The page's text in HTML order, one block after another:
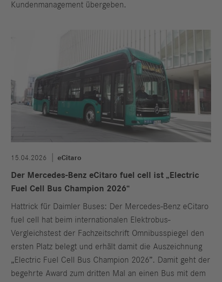
Kundenmanagement übergeben.
15.04.2026 eCitaro
Der Mercedes-Benz eCitaro fuel cell ist „Electric
Fuel Cell Bus Champion 2026“
Hattrick für Daimler Buses: Der Mercedes-Benz eCitaro
fuel cell hat beim internationalen Elektrobus-
Vergleichstest der Fachzeitschrift Omnibusspiegel den
ersten Platz belegt und erhält damit die Auszeichnung
„Electric Fuel Cell Bus Champion 2026”. Damit geht der
begehrte Award zum dritten Mal an einen Bus mit dem